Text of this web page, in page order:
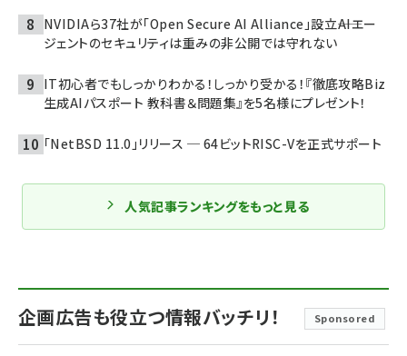
企画広告も役立つ情報バッチリ！ Sponsored
NVIDIAら37社が「Open Secure AI Alliance」設立――AIエー
ジェントのセキュリティは重みの非公開では守れない
IT初心者でもしっかりわかる！しっかり受かる！『徹底攻略Biz
生成AIパスポート 教科書＆問題集』を5名様にプレゼント！
「NetBSD 11.0」リリース ─ 64ビットRISC-Vを正式サポート
人気記事ランキングをもっと見る